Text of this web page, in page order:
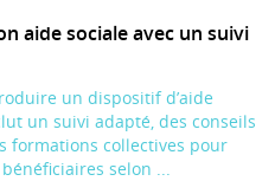
aide sociale avec un suivi
un dispositif d’aide
un suivi adapté, des conseils
formations collectives pour
selon ...